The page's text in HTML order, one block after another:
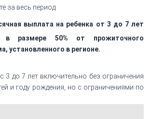
за весь период.
выплата на ребенка от 3 до 7 лет
в размере 50% от прожиточного
установленного в регионе.
3 до 7 лет включительно без ограничения
и году рождения, но с ограничениями по